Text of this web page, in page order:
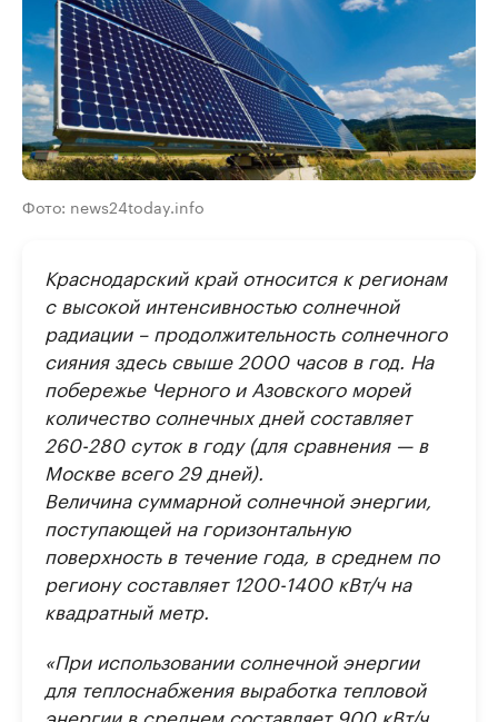
Фото: news24today.info
Краснодарский край относится к регионам
с высокой интенсивностью солнечной
радиации – продолжительность солнечного
сияния здесь свыше 2000 часов в год. На
побережье Черного и Азовского морей
количество солнечных дней составляет
260-­280 суток в году (для сравнения — в
Москве всего 29 дней).
Величина суммарной солнечной энергии,
поступающей на горизонтальную
поверхность в течение года, в среднем по
региону составляет 1200­-1400 кВт/ч на
квадратный метр.
«При использовании солнечной энергии
для теплоснабжения выработка тепловой
энергии в среднем составляет 900 кВт/ч